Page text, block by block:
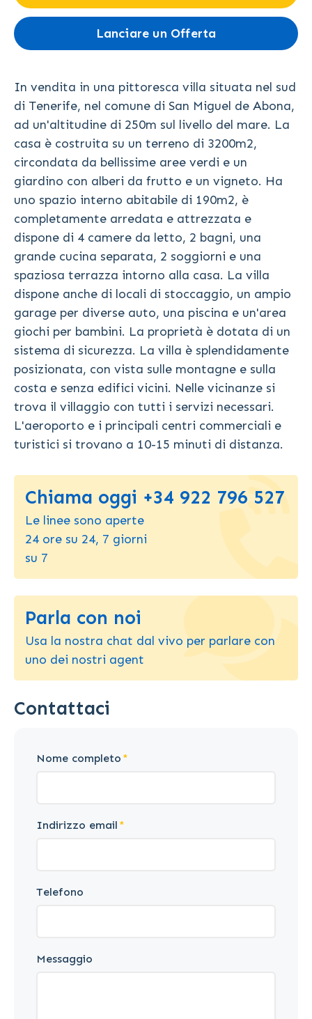
Lanciare un Offerta
In vendita in una pittoresca villa situata nel sud
di Tenerife, nel comune di San Miguel de Abona,
ad un'altitudine di 250m sul livello del mare. La
casa è costruita su un terreno di 3200m2,
circondata da bellissime aree verdi e un
giardino con alberi da frutto e un vigneto. Ha
uno spazio interno abitabile di 190m2, è
completamente arredata e attrezzata e
dispone di 4 camere da letto, 2 bagni, una
grande cucina separata, 2 soggiorni e una
spaziosa terrazza intorno alla casa. La villa
dispone anche di locali di stoccaggio, un ampio
garage per diverse auto, una piscina e un'area
giochi per bambini. La proprietà è dotata di un
sistema di sicurezza. La villa è splendidamente
posizionata, con vista sulle montagne e sulla
costa e senza edifici vicini. Nelle vicinanze si
trova il villaggio con tutti i servizi necessari.
L'aeroporto e i principali centri commerciali e
turistici si trovano a 10-15 minuti di distanza.
Chiama oggi +34 922 796 527
Le linee sono aperte
24 ore su 24, 7 giorni
su 7
Parla con noi
Usa la nostra chat dal vivo per parlare con
uno dei nostri agent
Contattaci
Nome completo
Indirizzo email
Telefono
Messaggio